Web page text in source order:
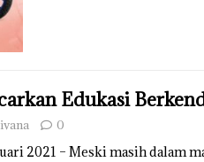
Edukasi
ivana 0
2021 – Meski masih dalam